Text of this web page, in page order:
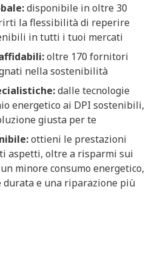
disponibile in oltre 30
la flessibilità di reperire
in tutti i tuoi mercati
oltre 170 fornitori
nella sostenibilità
dalle tecnologie
energetico ai DPI sostenibili,
giusta per te
ottieni le prestazioni
aspetti, oltre a risparmi sui
minore consumo energetico,
durata e una riparazione più